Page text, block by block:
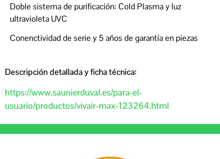
Doble sistema de purificación: Cold Plasma y luz
ultravioleta UVC
Conenctividad de serie y 5 años de garantía en piezas
Descripción detallada y ficha técnica:
https://www.saunierduval.es/para-el-
usuario/productos/vivair-max-123264.html